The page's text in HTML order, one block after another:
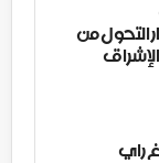
التحول من
راي